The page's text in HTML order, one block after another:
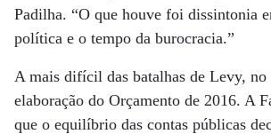
Padilha. “O que houve foi dissintonia
política e o tempo da burocracia.”
A mais difícil das batalhas de Levy, no
elaboração do Orçamento de 2016. A
que o equilíbrio das contas públicas